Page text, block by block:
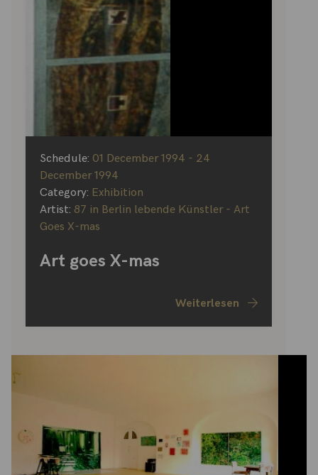
Schedule: 01 December 1994 - 24
December 1994
Category: Exhibition
Artist: 87 in Berlin lebende Künstler - Art
Goes X-mas
Art goes X-mas
Weiterlesen